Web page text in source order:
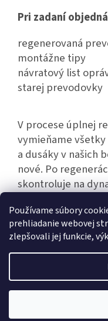
Používame súbory
prehliadanie webovej
zlepšovali jej funkcie,
Pri zadaní
regenerovaná
montážne tipy
návratový list
starej prevodovky
V procese úplnej
vymieňame
a dusáky v našich
nové. Po
skontroluje na